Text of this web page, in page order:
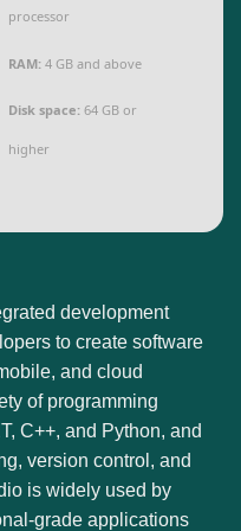
processor
RAM: 4 GB and above
Disk space: 64 GB or
higher
development
to create software
and cloud
of programming
C++, and Python, and
version control, and
is widely used by
grade applications